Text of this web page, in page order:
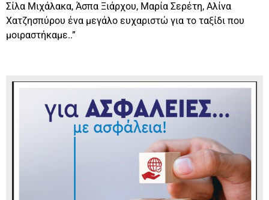
Σίλα Μιχάλακα, Άσπα Ξιάρχου, Μαρία Σερέτη, Αλίνα
Χατζησπύρου ένα μεγάλο ευχαριστώ για το ταξίδι που
μοιραστήκαμε..”